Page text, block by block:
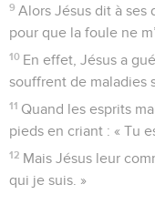
9 Alors Jésus dit à ses
pour que la foule ne
10 En effet, Jésus a
souffrent de maladies
11 Quand les esprits
pieds en criant : « Tu
12 Mais Jésus leur
qui je suis. »